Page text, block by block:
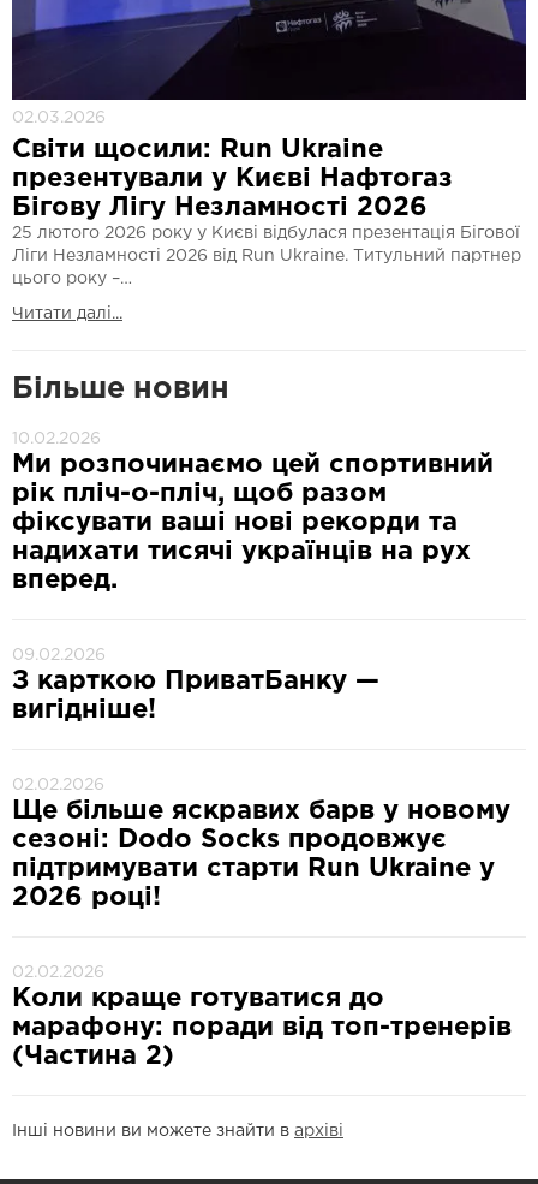
02.03.2026
Світи щосили: Run Ukraine
презентували у Києві Нафтогаз
Бігову Лігу Незламності 2026
25 лютого 2026 року у Києві відбулася презентація Бігової
Ліги Незламності 2026 від Run Ukraine. Титульний партнер
цього року –…
Читати далі...
Більше новин
10.02.2026
Ми розпочинаємо цей спортивний
рік пліч-о-пліч, щоб разом
фіксувати ваші нові рекорди та
надихати тисячі українців на рух
вперед.
09.02.2026
З карткою ПриватБанку —
вигідніше!
02.02.2026
Ще більше яскравих барв у новому
сезоні: Dodo Socks продовжує
підтримувати старти Run Ukraine у
2026 році!
02.02.2026
Коли краще готуватися до
марафону: поради від топ-тренерів
(Частина 2)
Інші новини ви можете знайти в архіві